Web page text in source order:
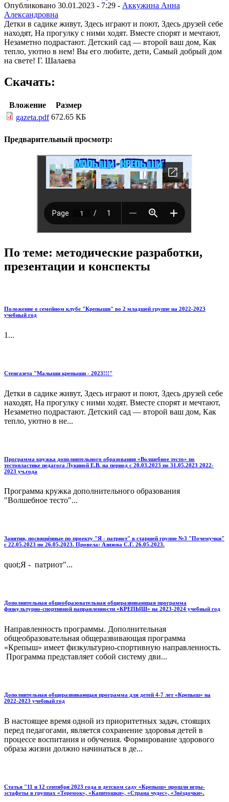
Опубликовано 30.01.2023 - 7:29 - Аккужина Анна
Александровна
Детки в садике живут, Здесь играют и поют, Здесь друзей себе
находят, На прогулку с ними ходят. Вместе спорят и мечтают,
Незаметно подрастают. Детский сад — второй ваш дом, Как
тепло, уютно в нем! Вы его любите, дети, Самый добрый дом
на свете! Г. Шалаева
Скачать:
Вложение
Размер
gazeta.pdf 672.65 КБ
Предварительный просмотр:
По теме: методические разработки,
презентации и конспекты
Положение о семейном клубе "Крепыши" во 2 младшей группе на 2022-2023
учебный год
1...
Стенгазета "Малыши крепыши - 2023!!!"
Детки в садике живут, Здесь играют и поют, Здесь друзей себе
находят, На прогулку с ними ходят. Вместе спорят и мечтают,
Незаметно подрастают. Детский сад — второй ваш дом, Как
тепло, уютно в не...
Программа кружка дополнительного образования «Волшебное тесто» по
тестопластике педагога Лукиной Е.В. на период с 20.03.2023 по 31.05.2023 2022-
2023 уч.года
Программа кружка дополнительного образования
"Волшебное тесто"...
Занятия, посвящённые по проекту "Я - патриот" в старшей группе №3 "Почемучки"
с 22.05.2023 по 26.05.2023. Провела: Азизова С.Г. 26.05.2023.
quot;Я - патриот"...
Дополнительная общеобразовательная общеразвивающая программа
физкультурно-спортивной направленности «КРЕПЫШ» на 2023-2024 учебный год
Направленность программы. Дополнительная
общеобразовательная общеразвивающая программа
«Крепыш» имеет физкультурно-спортивную направленность.
Программа представляет собой систему дви...
Дополнительная общеразвивающая программа для детей 4-7 лет «Крепыш» на
2022-2023 учебный год
В настоящее время одной из приоритетных задач, стоящих
перед педагогами, является сохранение здоровья детей в
процессе воспитания и обучения. Формирование здорового
образа жизни должно начинаться в де...
Статья "11 и 12 сентября 2023 года в детском саду «Крепыш» прошли игры-
эстафеты в группах «Теремок», «Капитошки», «Страна чудес», «Звёздочки».